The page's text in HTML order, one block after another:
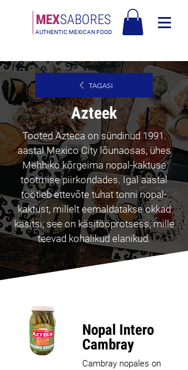
MEXSABORES
AUTHENTIC MEXICAN FOOD
TAGASI
Azteek
Tooted Azteca on sündinud 1991.
aastal Mexico City lõunaosas, ühes
Mehhiko kõrgeima nopal-kaktuse
tootmise piirkondades. Igal aastal
töötleb ettevõte tuhat tonni nopal-
kaktust, millelt eemaldatakse okkad
käsitsi; see on käsitööprotsess, mille
teevad kohalikud elanikud.
Nopal Intero
Cambray
Cambray nopales on